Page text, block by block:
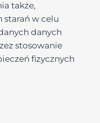
także,
starań w celu
danych
stosowanie
fizycznych